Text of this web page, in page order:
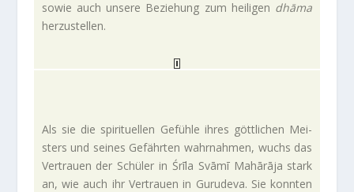
sowie auch unsere Bezie­hung zum hei­ligen dhāma
herzustellen.
Als sie die spi­ri­tu­ellen Gefühle ihres gött­li­chen Mei­
sters und seines Gefährten wahr­nahmen, wuchs das
Ver­trauen der Schüler in Śrīla Svāmī Mahārāja stark
an, wie auch ihr Ver­trauen in Guru­deva. Sie konnten